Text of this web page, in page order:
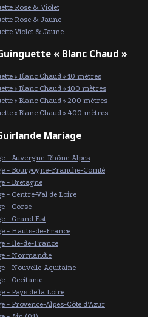
Rose & Violet
Rose & Jaune
Violet & Jaune
« Blanc Chaud »
« Blanc Chaud » 10 mètres
« Blanc Chaud » 100 mètres
« Blanc Chaud » 200 mètres
« Blanc Chaud » 400 mètres
Mariage
- Auvergne-Rhône-Alpes
- Bourgogne-Franche-Comté
- Bretagne
- Centre-Val de Loire
- Corse
- Grand Est
- Hauts-de-France
- Ile-de-France
- Normandie
- Nouvelle-Aquitaine
- Occitanie
- Pays de la Loire
Provence-Alpes-Côte d’Azur